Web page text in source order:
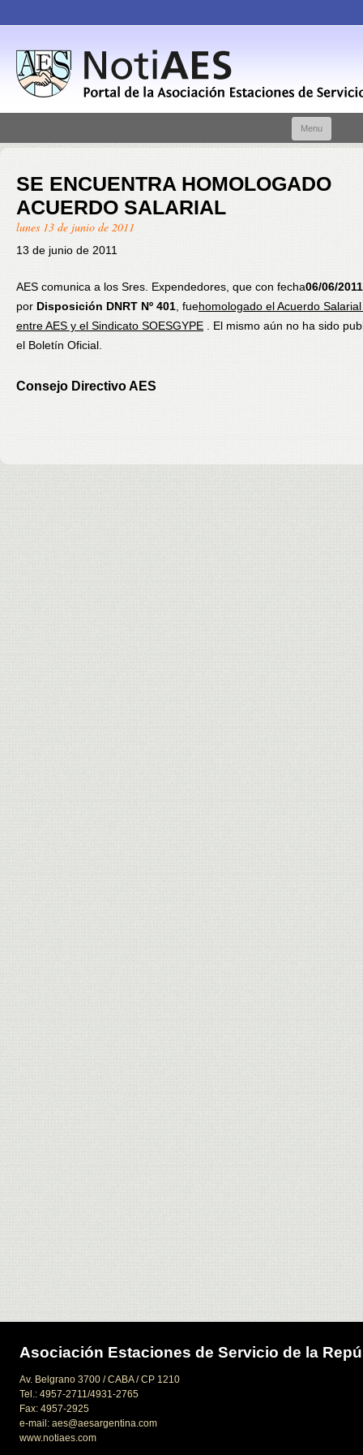
Menu
SE ENCUENTRA HOMOLOGADO
ACUERDO SALARIAL
lunes 13 de junio de 2011
13 de junio de 2011
AES comunica a los Sres. Expendedores, que con fecha06/06/2011
por Disposición DNRT Nº 401 , fuehomologado el Acuerdo
entre AES y el Sindicato SOESGYPE . El mismo aún no ha sido
el Boletín Oficial.
Consejo Directivo AES
Asociación Estaciones de Servicio de la
Av. Belgrano 3700 / CABA / CP 1210
Tel.: 4957-2711/4931-2765
Fax: 4957-2925
e-mail: aes@aesargentina.com
www.notiaes.com